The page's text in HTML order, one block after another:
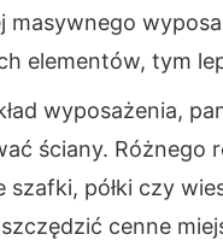
masywnego
elementów, tym
wyposażenia,
ściany. Różnego
szafki, półki czy
cenne